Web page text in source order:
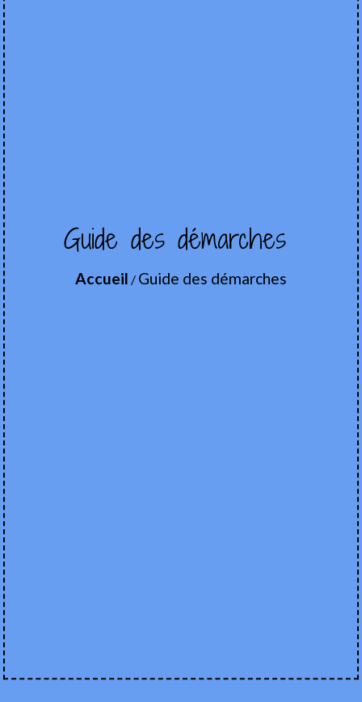
Guide des démarches
Accueil / Guide des démarches